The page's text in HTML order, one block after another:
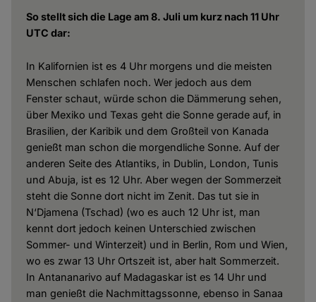
So stellt sich die Lage am 8. Juli um kurz nach 11 Uhr
UTC dar:
In Kalifornien ist es 4 Uhr morgens und die meisten
Menschen schlafen noch. Wer jedoch aus dem
Fenster schaut, würde schon die Dämmerung sehen,
über Mexiko und Texas geht die Sonne gerade auf, in
Brasilien, der Karibik und dem Großteil von Kanada
genießt man schon die morgendliche Sonne. Auf der
anderen Seite des Atlantiks, in Dublin, London, Tunis
und Abuja, ist es 12 Uhr. Aber wegen der Sommerzeit
steht die Sonne dort nicht im Zenit. Das tut sie in
N‘Djamena (Tschad) (wo es auch 12 Uhr ist, man
kennt dort jedoch keinen Unterschied zwischen
Sommer- und Winterzeit) und in Berlin, Rom und Wien,
wo es zwar 13 Uhr Ortszeit ist, aber halt Sommerzeit.
In Antananarivo auf Madagaskar ist es 14 Uhr und
man genießt die Nachmittagssonne, ebenso in Sanaa